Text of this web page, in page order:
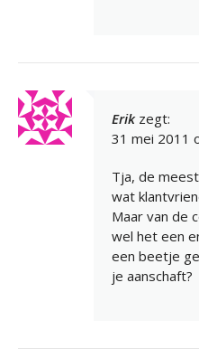
Erik zegt:
31 mei 2011
Tja, de
wat
Maar van de
wel het een
een beetje
je aanschaft?